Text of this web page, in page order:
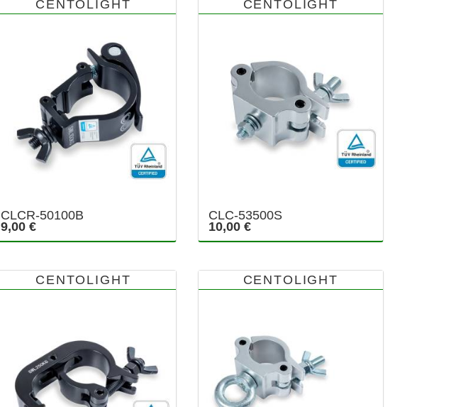
CENTOLIGHT
CLCR-50100B
9,00 €
CENTOLIGHT
CLC-53500S
10,00 €
CENTOLIGHT CENTOLIGHT